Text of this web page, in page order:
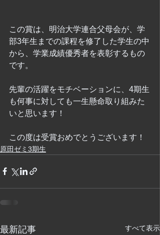
この賞は、明治大学連合父母会が、学
部3年生までの課程を修了した学生の中
から、学業成績優秀者を表彰するもの
です。
先輩の活躍をモチベーションに、4期生
も何事に対しても一生懸命取り組みた
いと思います！
この度は受賞おめでとうございます！
原田ゼミ3期生
最新記事 すべて表示